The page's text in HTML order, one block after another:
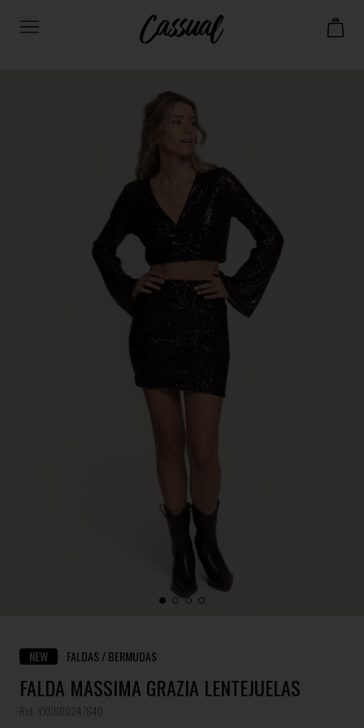
NEW FALDAS / BERMUDAS
FALDA MASSIMA GRAZIA LENTEJUELAS
Ref. YX0600247840